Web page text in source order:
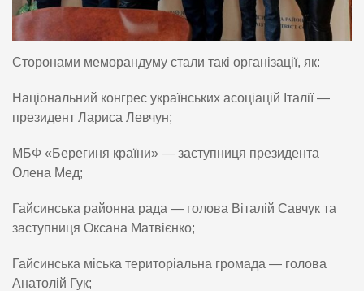
Сторонами меморандуму стали такі організації, як:
Національний конгрес українських асоціацій Італії —
президент Лариса Левчун;
МБФ «Берегиня країни» — заступниця президента
Олена Мед;
Гайсинська районна рада — голова Віталій Савчук та
заступниця Оксана Матвієнко;
Гайсинська міська територіальна громада — голова
Анатолій Гук;